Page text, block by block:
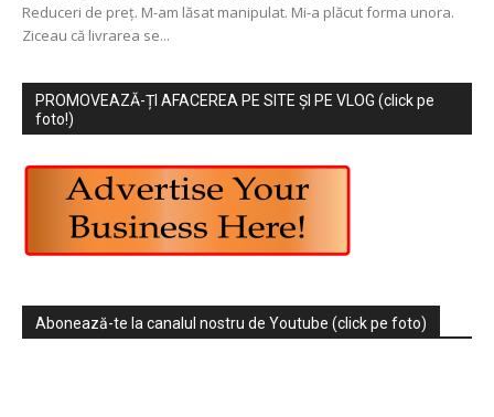
Reduceri de preț. M-am lăsat manipulat. Mi-a plăcut forma unora.
Ziceau că livrarea se...
PROMOVEAZĂ-ȚI AFACEREA PE SITE ȘI PE VLOG (click pe
foto!)
Abonează-te la canalul nostru de Youtube (click pe foto)